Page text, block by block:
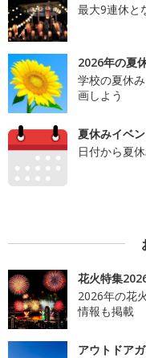
最大9連休と
2026年の夏
学校の夏休
画しよう
夏休みイベ
日付から夏
花火特集
2026年の花
情報も掲載
アウトドア